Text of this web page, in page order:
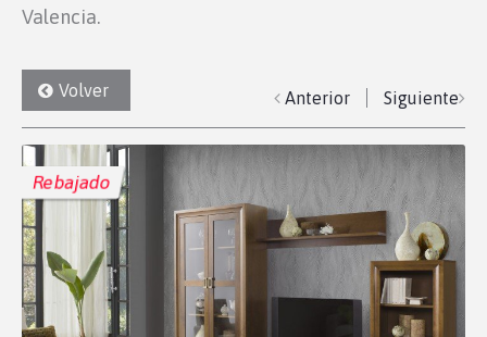
Valencia.
Volver Anterior Siguiente
Rebajado